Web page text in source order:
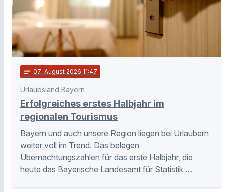
notes 07. August 2026 11:47
Urlaubsland Bayern
Erfolgreiches erstes Halbjahr im
regionalen Tourismus
Bayern und auch unsere Region liegen bei Urlaubern
weiter voll im Trend. Das belegen
Übernachtungszahlen für das erste Halbjahr, die
heute das Bayerische Landesamt für Statistik …